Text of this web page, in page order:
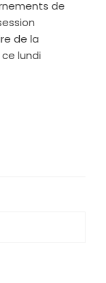
de
de la
ce lundi